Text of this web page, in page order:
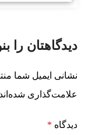
دیدگاهتان را
نشانی ایمیل شما
علامت‌گذاری شده‌اند
دیدگاه *